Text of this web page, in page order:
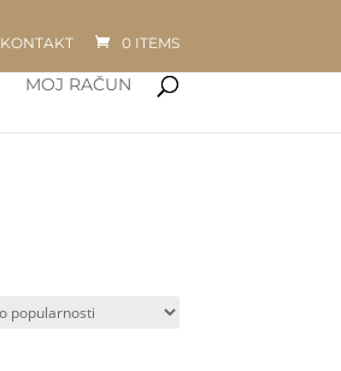
KONTAKT 0 ITEMS
MOJ RAČUN